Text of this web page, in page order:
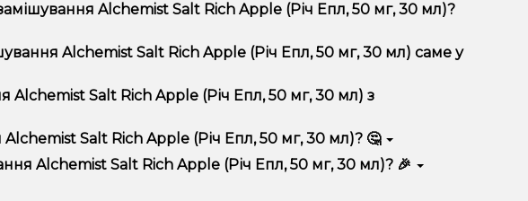
Alchemist Salt Rich Apple (Річ Епл, 50 мг, 30 мл)?
(Річ Епл, 50 мг, 30 мл) відрізняється високою якістю, зручністю
Alchemist Salt Rich Apple (Річ Епл, 50 мг, 30 мл) саме у
асортимент, вигідні ціни та швидку доставку. Крім того, у нас
Alchemist Salt Rich Apple (Річ Епл, 50 мг, 30 мл) з
Salt Rich Apple (Річ Епл, 50 мг, 30 мл) до кошика.
Salt Rich Apple (Річ Епл, 50 мг, 30 мл)? 🤔
якщо це кальян, враховуйте розмір, матеріал та тип чаші, якщо
підібрати ідеальний варіант.
Alchemist Salt Rich Apple (Річ Епл, 50 мг, 30 мл)? 🎉